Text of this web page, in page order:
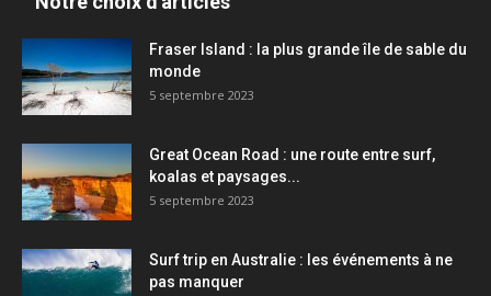
Fraser Island : la plus grande île de sable du
monde
5 septembre 2023
Great Ocean Road : une route entre surf,
koalas et paysages...
5 septembre 2023
Surf trip en Australie : les événements à ne
pas manquer